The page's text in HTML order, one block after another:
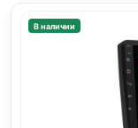
В наличии